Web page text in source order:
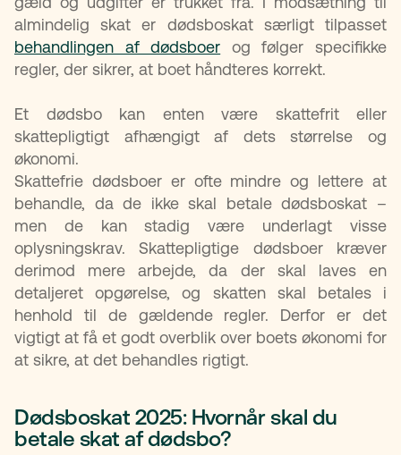
almindelig skat er dødsboskat særligt tilpasset
behandlingen af dødsboer og følger specifikke
regler, der sikrer, at boet håndteres korrekt.
Et dødsbo kan enten være skattefrit eller
skattepligtigt afhængigt af dets størrelse og
økonomi.
Skattefrie dødsboer er ofte mindre og lettere at
behandle, da de ikke skal betale dødsboskat –
men de kan stadig være underlagt visse
oplysningskrav. Skattepligtige dødsboer kræver
derimod mere arbejde, da der skal laves en
detaljeret opgørelse, og skatten skal betales i
henhold til de gældende regler. Derfor er det
vigtigt at få et godt overblik over boets økonomi for
at sikre, at det behandles rigtigt.
Dødsboskat 2025: Hvornår skal du
betale skat af dødsbo?